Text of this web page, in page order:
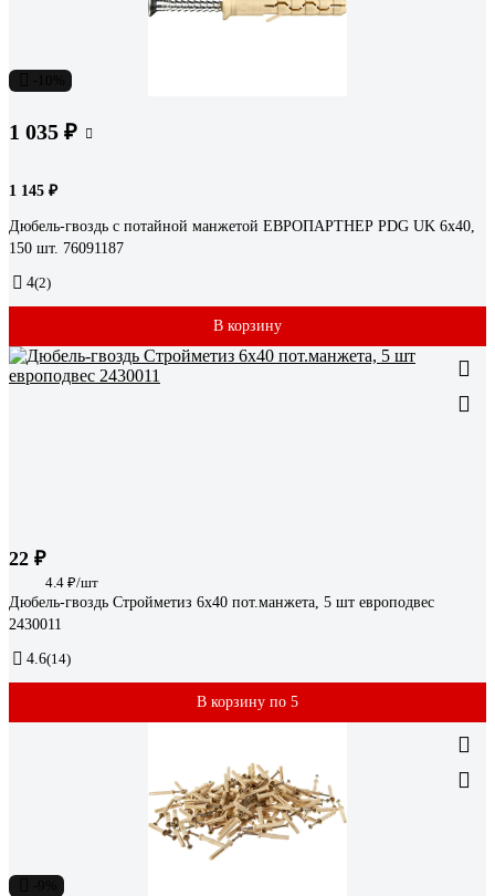
1 035 ₽
1 145 ₽
Дюбель-гвоздь с потайной манжетой ЕВРОПАРТНЕР PDG UK 6x40,
150 шт. 76091187
4(2)
В корзину
22 ₽
4.4 ₽/шт
Дюбель-гвоздь Стройметиз 6х40 пот.манжета, 5 шт европодвес
2430011
4.6(14)
В корзину по 5